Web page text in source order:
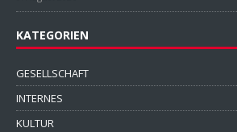
KATEGORIEN
GESELLSCHAFT
INTERNES
KULTUR